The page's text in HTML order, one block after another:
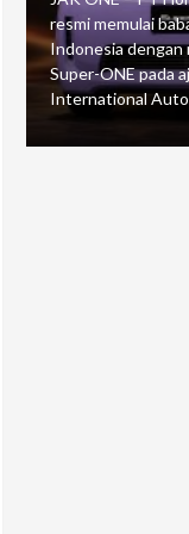
resmi memulai
Indonesia dengan
Super-ONE pada
International